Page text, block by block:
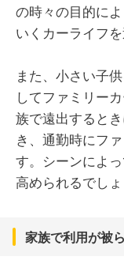
の時々の目的に
いくカーライフ
また、小さい子
してファミリー
族で遠出すると
き、通勤時にフ
す。シーンによ
高められるでしょ
家族で利用が被